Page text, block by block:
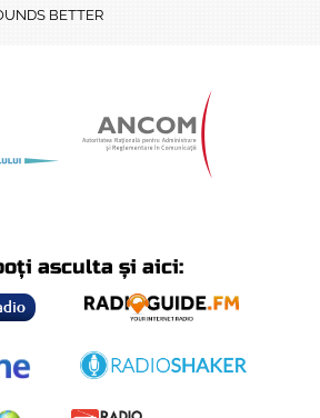
BETTER
asculta și aici: